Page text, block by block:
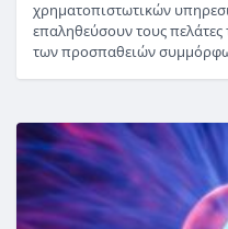
χρηματοπιστωτικών
επαληθεύσουν τους πελάτες
των προσπαθειών